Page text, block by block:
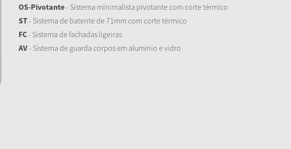
OS-Pivotante- Sistema minimalista pivotante com corte térmico
ST- Sistema de batente de 71mm com corte térmico
FC- Sistema de fachadas ligeiras
AV- Sistema de guarda corpos em alumínio e vidro